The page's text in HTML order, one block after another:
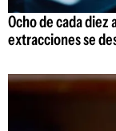
Ocho de cada
extracciones se